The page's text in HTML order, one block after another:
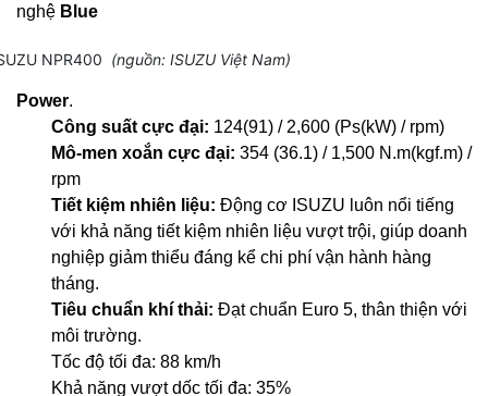
nghệ Blue
NPR400 (nguồn: ISUZU Việt Nam)
Power.
Công suất cực đại: 124(91) / 2,600 (Ps(kW) / rpm)
Mô-men xoắn cực đại: 354 (36.1) / 1,500 N.m(kgf.m) /
rpm
Tiết kiệm nhiên liệu: Động cơ ISUZU luôn nổi tiếng
với khả năng tiết kiệm nhiên liệu vượt trội, giúp doanh
nghiệp giảm thiểu đáng kể chi phí vận hành hàng
tháng.
Tiêu chuẩn khí thải: Đạt chuẩn Euro 5, thân thiện với
môi trường.
Tốc độ tối đa: 88 km/h
Khả năng vượt dốc tối đa: 35%